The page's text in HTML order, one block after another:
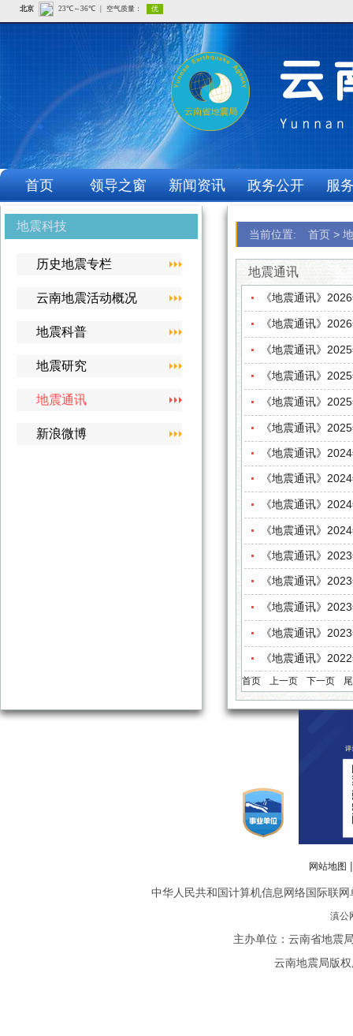
首页 领导之窗 新闻资讯 政务公开 服
地震科技
历史地震专栏
云南地震活动概况
地震科普
地震研究
地震通讯
新浪微博
当前位置: 首页 >
地震通讯
《地震通讯》
《地震通讯》
《地震通讯》
《地震通讯》
《地震通讯》
《地震通讯》
《地震通讯》
《地震通讯》
《地震通讯》
《地震通讯》
《地震通讯》
《地震通讯》
《地震通讯》
《地震通讯》
《地震通讯》
首页 上一页 下一页
网站地图
中华人民共和国计算机信息网络国际联
滇公
主办单位：云南省地震
云南地震局版